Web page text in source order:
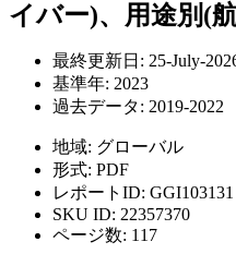
イバー)、用途別(
最終更新日: 25-July-
基準年: 2023
過去データ: 2019-2022
地域: グローバル
形式: PDF
レポートID: GGI103131
SKU ID: 22357370
ページ数: 117